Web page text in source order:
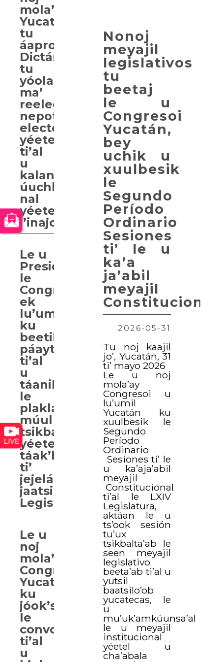
Nonoj
meyajil
legislativos
tu
beetaj
le u
Congresoi
Yucatán,
bey
uchik u
xuulbesik
le
Segundo
Período
Ordinario
Sesiones
ti’ le u
ka’a
ja’abil
meyajil
Constitucional
2026-05-31
Tu noj kaajil
jo’, Yucatán, 31
ti’ mayo 2026
Le u noj
mola’ay
Congresoi u
lu’umil
Yucatán ku
xuulbesik le
Segundo
Período
Ordinario
Sesiones ti’ le
u ka’aja’abil
meyajil
Constitucional
ti’al le LXIV
Legislatura,
aktáan le u
ts’ook sesión
tu’ux
tsikbalta’ab le
seen meyajil
legislativo
beeta’ab ti’al u
yutsil
baatsilo’ob
yucatecas, le
u
mu’uk’amkúunsa’al
le u meyajil
institucional
yéetel u
cha’abala
mola’ay
Yucatán
tu
áaprobaartaj
Dictámenes
tu
yóola
ma’
reelección,
nepotismo
electoral
yéetel
ti’al
u
kalanil
úuchben
nal
yéetel
i’inajo’ob
Le u
Presidentei
le
Congresoi
ek
lu’umil
ku
beetik
páayt’aan
ti’al
u
táanilkunsa’al
le
plaklam
múul
tsikbalil
yéetel
táak’báail
ti’
jejeláas
jaatsilil
Legislativas
Le u
noj
mola’ay
Congresoi
Yucatán
ku
jóok’sik
le
convocatoria
ti’al
u